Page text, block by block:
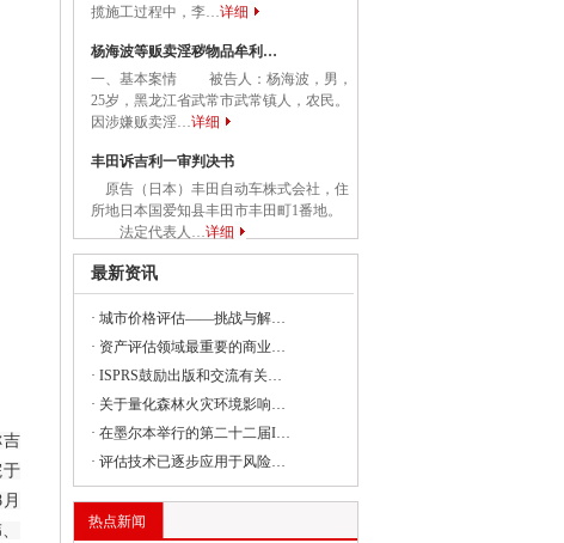
年全国节能宣传周和全国低碳日活动的通知
中央党政机关和事业单位所属企业国有资本
革委负责同志出席建设全国统一大市场国务
揽施工过程中，李…详细
杨海波等贩卖淫秽物品牟利…
一、基本案情 被告人：杨海波，男，
25岁，黑龙江省武常市武常镇人，农民。
因涉嫌贩卖淫…详细
丰田诉吉利一审判决书
原告（日本）丰田自动车株式会社，住
所地日本国爱知县丰田市丰田町1番地。
法定代表人…详细
最新资讯
· 城市价格评估——挑战与解…
· 资产评估领域最重要的商业…
· ISPRS鼓励出版和交流有关…
· 关于量化森林火灾环境影响…
· 在墨尔本举行的第二十二届I…
· 评估技术已逐步应用于风险…
热点新闻